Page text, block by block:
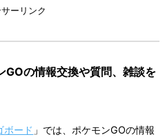
ーリンク
GOの情報交換や質問、雑談を
ボード 」では、ポケモンGOの情報